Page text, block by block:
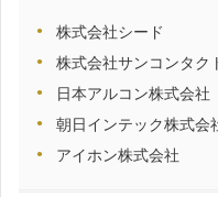
株式会社シード
株式会社サンコンタク
日本アルコン株式会社
朝日インテック株式会
アイホン株式会社